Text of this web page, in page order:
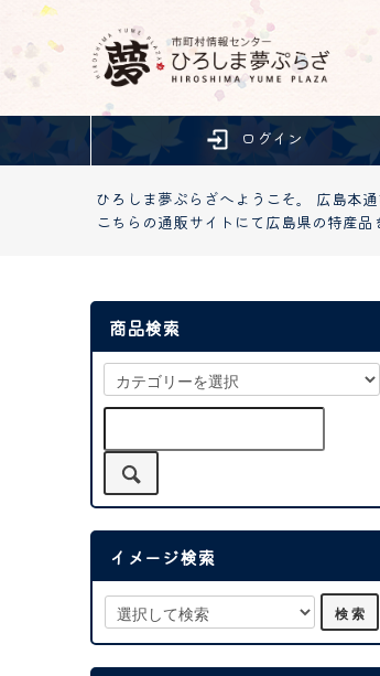
ログイン
ひろしま夢ぷらざへようこそ。 広島本
こちらの通販サイトにて広島県の特産品
商品検索
イメージ検索